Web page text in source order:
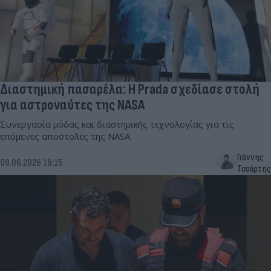
Διαστημική πασαρέλα: Η Prada σχεδίασε στολή
για αστροναύτες της NASA
Συνεργασία μόδας και διαστημικής τεχνολογίας για τις
επόμενες αποστολές της NASA.
09.06.2026 19:15
Γιάννης
Τσούρτης